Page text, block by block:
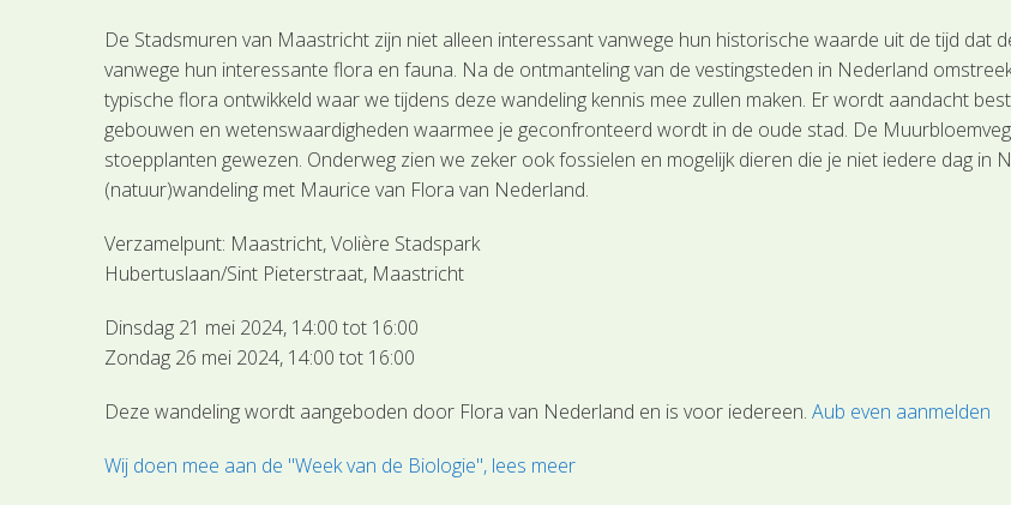
De Stadsmuren van Maastricht zijn niet alleen interessant vanwege hun historische waarde uit de tijd dat
vanwege hun interessante flora en fauna. Na de ontmanteling van de vestingsteden in Nederland
typische flora ontwikkeld waar we tijdens deze wandeling kennis mee zullen maken. Er wordt aandacht
gebouwen en wetenswaardigheden waarmee je geconfronteerd wordt in de oude stad. De
stoepplanten gewezen. Onderweg zien we zeker ook fossielen en mogelijk dieren die je niet iedere dag in
(natuur)wandeling met Maurice van Flora van Nederland.
Verzamelpunt: Maastricht, Volière Stadspark
Hubertuslaan/Sint Pieterstraat, Maastricht
Dinsdag 21 mei 2024, 14:00 tot 16:00
Zondag 26 mei 2024, 14:00 tot 16:00
Deze wandeling wordt aangeboden door Flora van Nederland en is voor iedereen.Aub even aanmelden
Wij doen mee aan de "Week van de Biologie", lees meer